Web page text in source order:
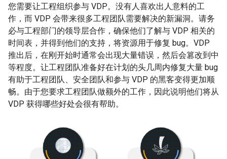
您需要让工程组织参与 VDP。没有人喜欢出人意料的工
作，而 VDP 会带来很多工程团队需要解决的新漏洞。请务
必与工程部门的领导层合作，确保他们了解与 VDP 相关的
时间表，并得到他们的支持，将资源用于修复 bug。VDP
推出后，在刚开始时通常会出现大量错误，然后会篡改到中
等程度。让工程团队准备好在计划的头几周内修复大量 bug
有助于工程团队、安全团队和参与 VDP 的黑客变得更加顺
畅。由于您要求工程团队做额外的工作，因此说明他们将从
VDP 获得哪些好处会很有帮助。